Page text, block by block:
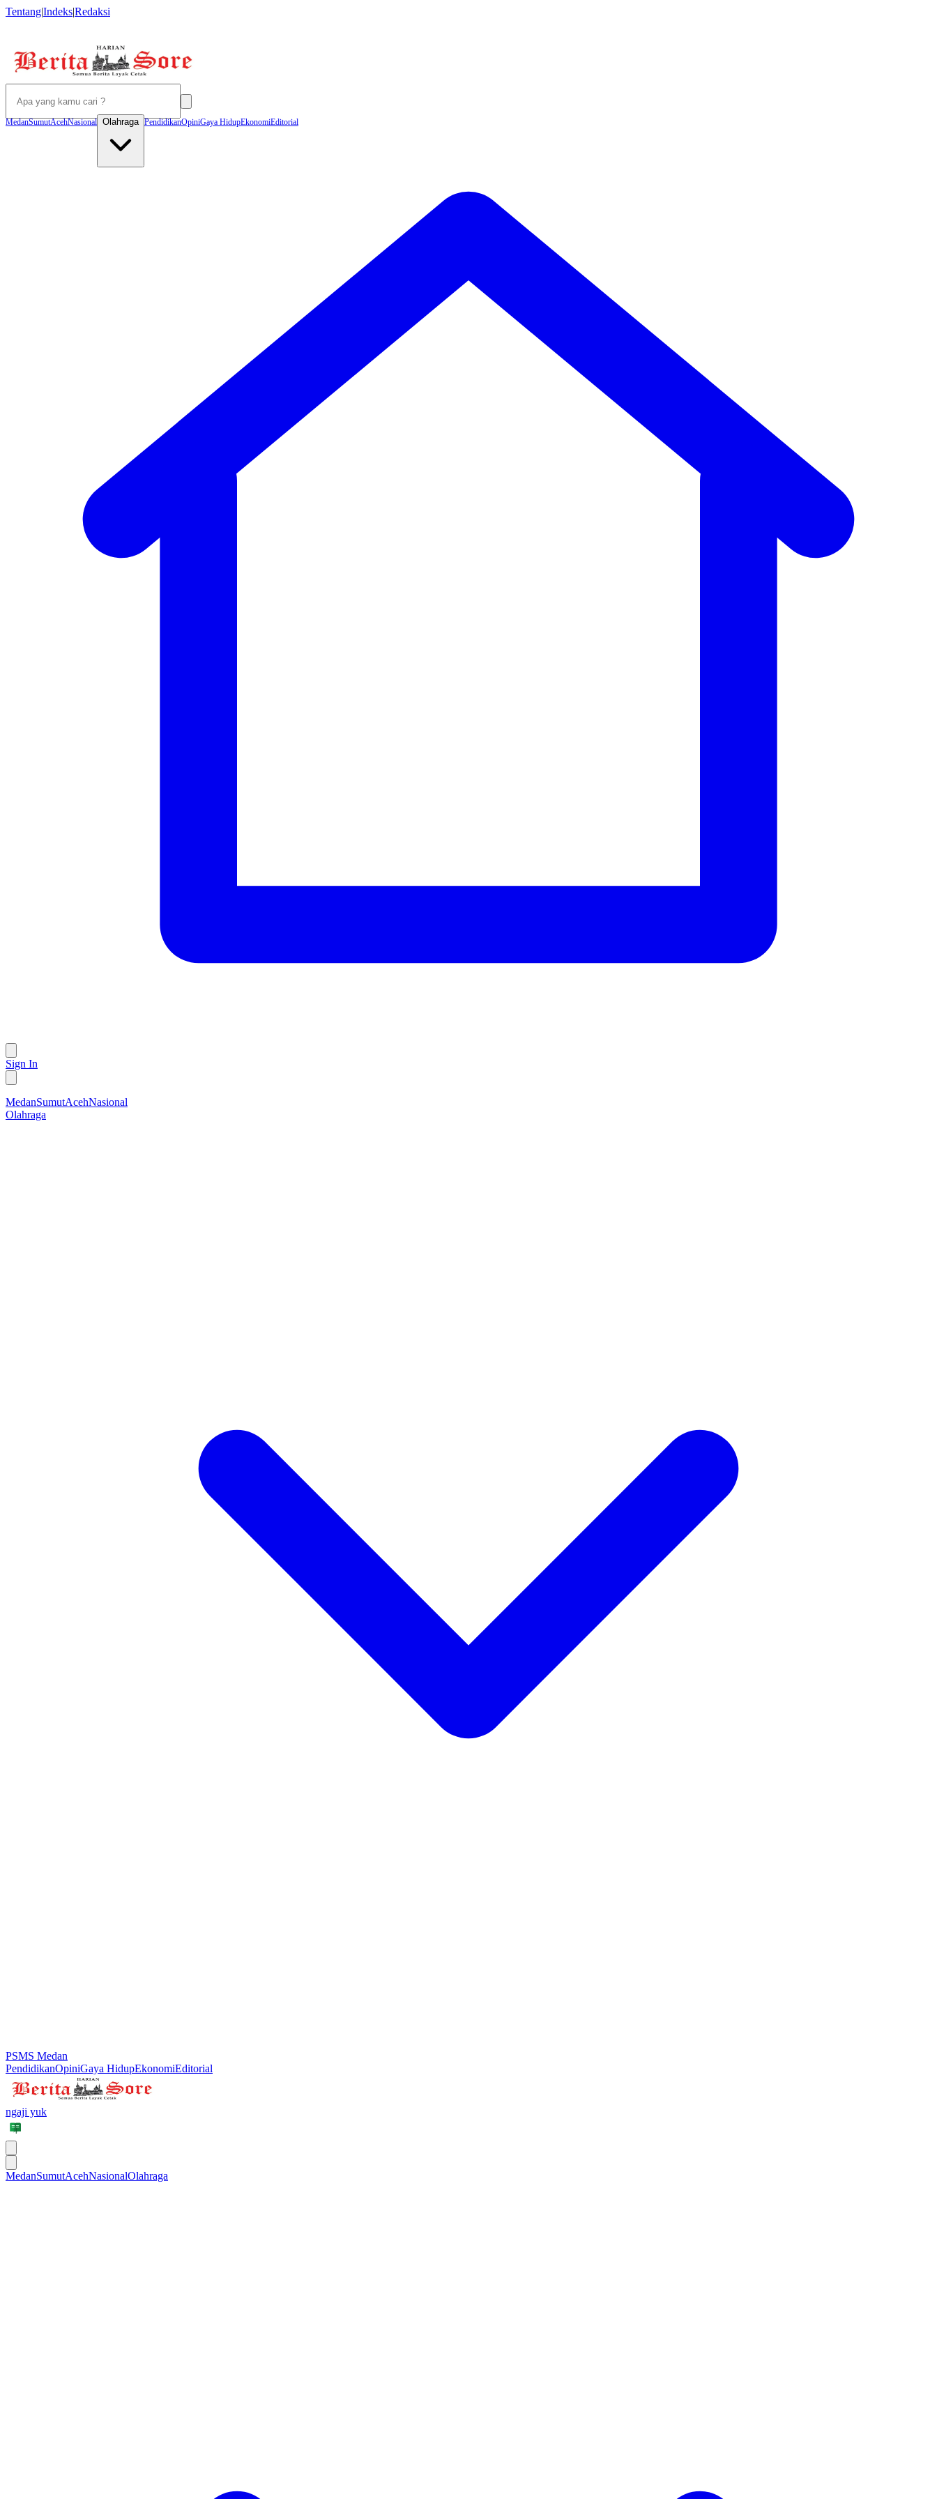
Tentang|Indeks|Redaksi
MedanSumutAcehNasional Olahraga PendidikanOpiniGaya HidupEkonomiEditorial
Sign In
MedanSumutAcehNasional
Olahraga
PSMS Medan
PendidikanOpiniGaya HidupEkonomiEditorial
ngaji yuk
MedanSumutAcehNasionalOlahraga